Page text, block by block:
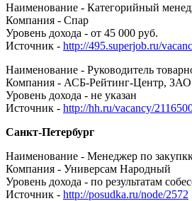
Наименование - Категорийный
Компания - Спар
Уровень дохода - от 45 000 руб.
Источник - http://495.superjob.ru/
Наименование - Руководитель
Компания - АСБ-Рейтинг-Центр, ЗАО
Уровень дохода - не указан
Источник - http://hh.ru/vacancy/
Санкт-Петербург
Наименование - Менеджер по
Компания - Универсам Народный
Уровень дохода - по результатам
Источник - http://posudka.ru/node/2572